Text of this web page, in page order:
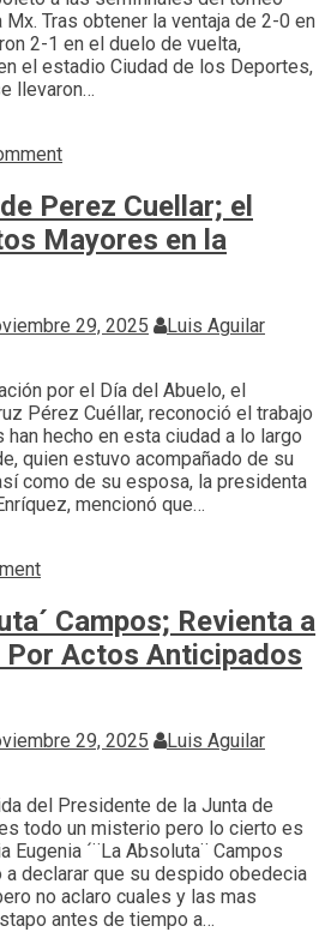
Tras obtener la ventaja de 2-0 en
2-1 en el duelo de vuelta,
el estadio Ciudad de los Deportes,
llevaron…
Perez Cuellar; el
Mayores en la
29, 2025 Luis Aguilar
por el Día del Abuelo, el
Pérez Cuéllar, reconoció el trabajo
hecho en esta ciudad a lo largo
quien estuvo acompañado de su
como de su esposa, la presidenta
mencionó que…
Campos; Revienta a
Por Actos Anticipados
29, 2025 Luis Aguilar
del Presidente de la Junta de
todo un misterio pero lo cierto es
Eugenia ´¨La Absoluta¨ Campos
a declarar que su despido obedecia
no aclaro cuales y las mas
antes de tiempo a…